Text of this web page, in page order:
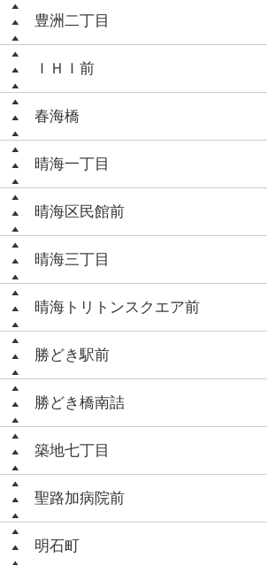
豊洲二丁目
ＩＨＩ前
春海橋
晴海一丁目
晴海区民館前
晴海三丁目
晴海トリトンスクエア前
勝どき駅前
勝どき橋南詰
築地七丁目
聖路加病院前
明石町